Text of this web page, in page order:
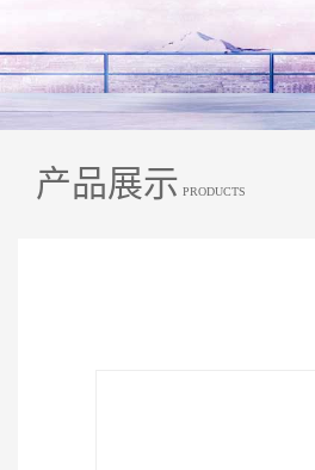
产品展示 PRODUCTS